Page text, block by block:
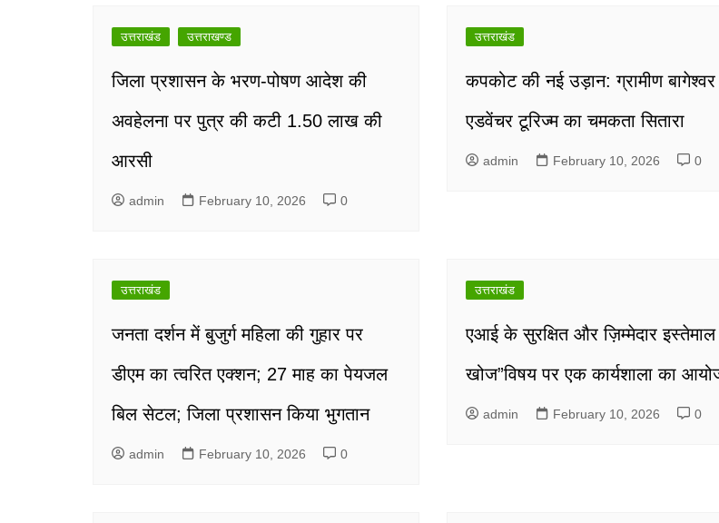
navigation
उत्तराखंड उत्तराखण्ड
जिला प्रशासन के भरण-पोषण आदेश की
अवहेलना पर पुत्र की कटी 1.50 लाख की
आरसी
admin February 10, 2026 0
उत्तराखंड
कपकोट की नई उड़ान: ग्रामीण बागेश्वर
एडवेंचर टूरिज्म का चमकता सितारा
admin February 10, 2026 0
उत्तराखंड
जनता दर्शन में बुजुर्ग महिला की गुहार पर
डीएम का त्वरित एक्शन; 27 माह का पेयजल
बिल सेटल; जिला प्रशासन किया भुगतान
admin February 10, 2026 0
उत्तराखंड
एआई के सुरक्षित और ज़िम्मेदार
खोज”विषय पर एक कार्यशाला का
admin February 10, 2026 0